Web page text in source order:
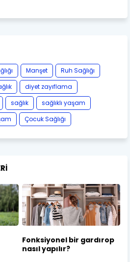
Manşet
Ruh Sağlığı
diyet zayıflama
sağlık
sağlıklı yaşam
Çocuk Sağlığı
Fonksiyonel bir gardırop
nasıl yapılır?